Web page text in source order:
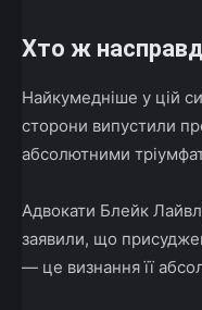
Хто ж
Найкумедніше у цій
сторони випустили
абсолютними
Адвокати Блейк
заявили, що
— це визнання її